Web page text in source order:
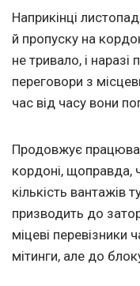
Наприкінці
й пропуску на
не тривало, і наразі
переговори з
час від часу вони
Продовжує
кордоні, щоправда,
кількість вантажів
призводить до
міцеві перевізники
мітинги, але до